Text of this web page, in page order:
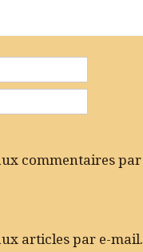
commentaires par
articles par e-mail.